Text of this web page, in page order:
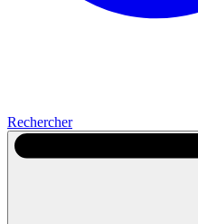
Rechercher